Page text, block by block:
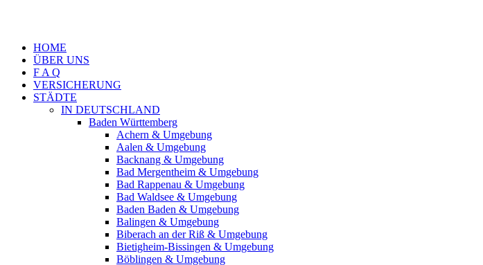
HOME
ÜBER UNS
F A Q
VERSICHERUNG
STÄDTE
IN DEUTSCHLAND
Baden Württemberg
Achern & Umgebung
Aalen & Umgebung
Backnang & Umgebung
Bad Mergentheim & Umgebung
Bad Rappenau & Umgebung
Bad Waldsee & Umgebung
Baden Baden & Umgebung
Balingen & Umgebung
Biberach an der Riß & Umgebung
Bietigheim-Bissingen & Umgebung
Böblingen & Umgebung